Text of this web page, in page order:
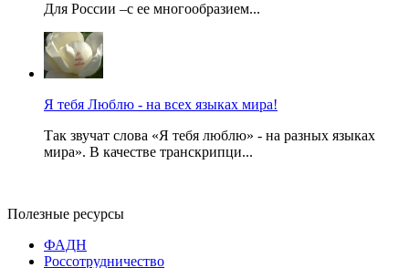
Для России –с ее многообразием...
Я тебя Люблю - на всех языках мира!
Так звучат слова «Я тебя люблю» - на разных языках
мира». В качестве транскрипци...
Полезные ресурсы
ФАДН
Россотрудничество